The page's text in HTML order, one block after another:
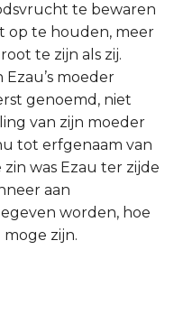
te bewaren
op te houden, meer
te zijn als zij.
moeder
genoemd, niet
van zijn moeder
tot erfgenaam van
was Ezau ter zijde
aan
worden, hoe
zijn.